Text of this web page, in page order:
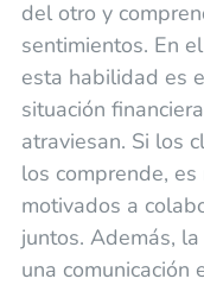
del otro y
sentimientos. En
esta habilidad es
situación
atraviesan. Si los
los comprende,
motivados a
juntos. Además,
una comunicación